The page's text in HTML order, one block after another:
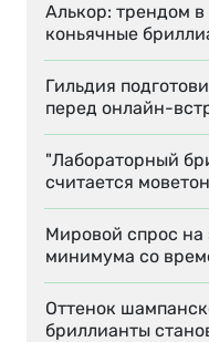
Алькор: трендом
коньячные
Гильдия
перед онлайн-
"Лабораторный
считается
Мировой спрос на
минимума со
Оттенок
бриллианты